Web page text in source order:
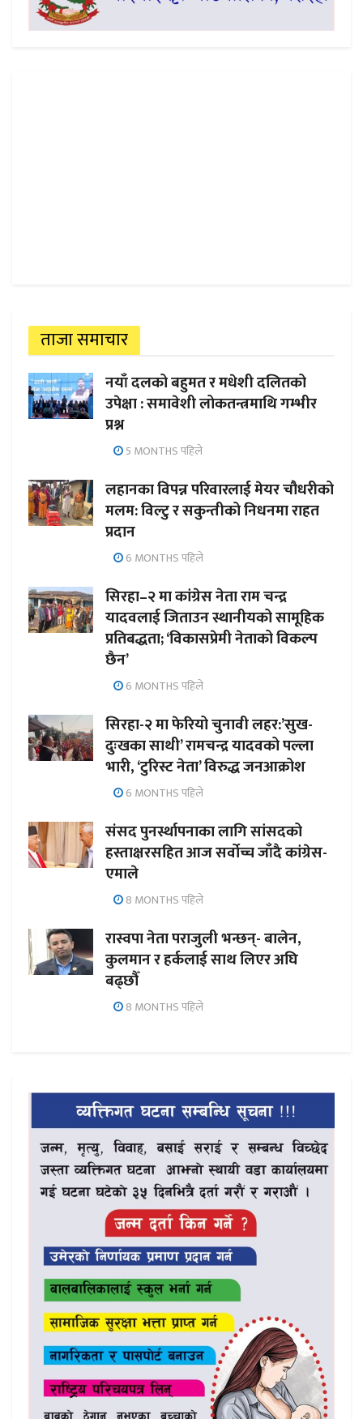
ताजा समाचार
नयाँ दलको बहुमत र मधेशी दलितको
उपेक्षा : समावेशी लोकतन्त्रमाथि गम्भीर
प्रश्न
5 MONTHS पहिले
लहानका विपन्न परिवारलाई मेयर चौधरीको
मलम: विल्टु र सकुन्तीको निधनमा राहत
प्रदान
6 MONTHS पहिले
सिरहा–२ मा कांग्रेस नेता राम चन्द्र
यादवलाई जिताउन स्थानीयको सामूहिक
प्रतिबद्धता; ‘विकासप्रेमी नेताको विकल्प
छैन’
6 MONTHS पहिले
सिरहा-२ मा फेरियो चुनावी लहर:’सुख-
दुःखका साथी’ रामचन्द्र यादवको पल्ला
भारी, ‘टुरिस्ट नेता’ विरुद्ध जनआक्रोश
6 MONTHS पहिले
संसद पुनर्स्थापनाका लागि सांसदको
हस्ताक्षरसहित आज सर्वोच्च जाँदै कांग्रेस-
एमाले
8 MONTHS पहिले
रास्वपा नेता पराजुली भन्छन्- बालेन,
कुलमान र हर्कलाई साथ लिएर अघि
बढ्छौँ
8 MONTHS पहिले